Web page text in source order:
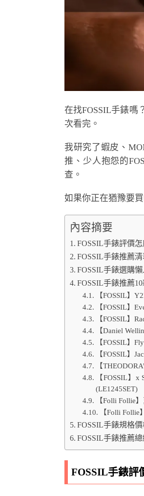
在找FOSSIL手錶嗎
次看完。
我研究了蝦皮、
推、少人抱怨的
查。
如果你正在猶豫要
內容摘要
FOSSIL手錶評價怎
FOSSIL手錶推薦清
FOSSIL手錶選購
FOSSIL手錶推薦
【FOSSIL】
【FOSSIL】
【FOSSIL】
【Daniel
【FOSSIL】
【FOSSIL】
【
【FOSSIL】
(LE1245SET)
【Folli Follie
【Folli
FOSSIL手錶規格
FOSSIL手錶推薦
FOSSIL手錶評